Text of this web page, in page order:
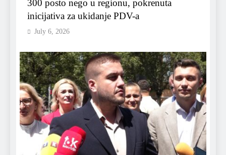
300 posto nego u regionu, pokrenuta
inicijativa za ukidanje PDV-a
July 6, 2026